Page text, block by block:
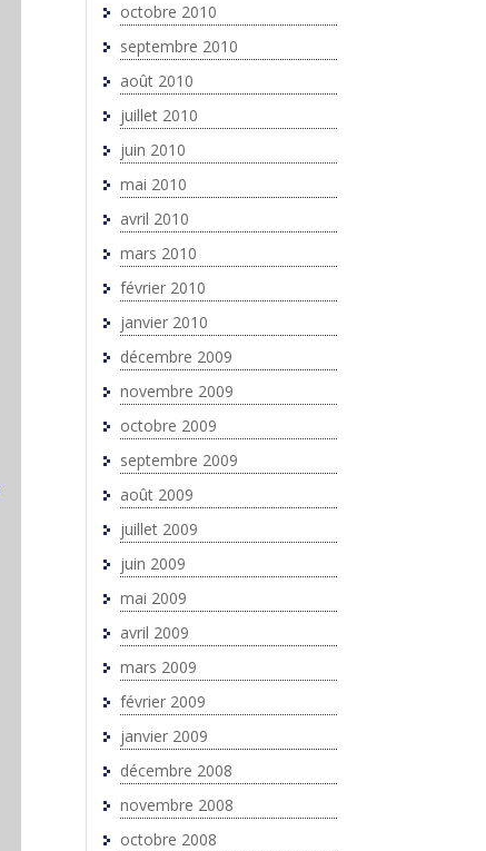
octobre 2010
septembre 2010
août 2010
juillet 2010
juin 2010
mai 2010
avril 2010
mars 2010
février 2010
janvier 2010
décembre 2009
novembre 2009
octobre 2009
septembre 2009
août 2009
juillet 2009
juin 2009
mai 2009
avril 2009
mars 2009
février 2009
janvier 2009
décembre 2008
novembre 2008
octobre 2008